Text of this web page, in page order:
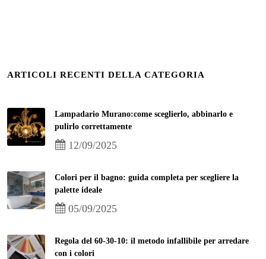
ARTICOLI RECENTI DELLA CATEGORIA
Lampadario Murano:come sceglierlo, abbinarlo e
pulirlo correttamente
12/09/2025
Colori per il bagno: guida completa per scegliere la
palette ideale
05/09/2025
Regola del 60-30-10: il metodo infallibile per arredare
con i colori